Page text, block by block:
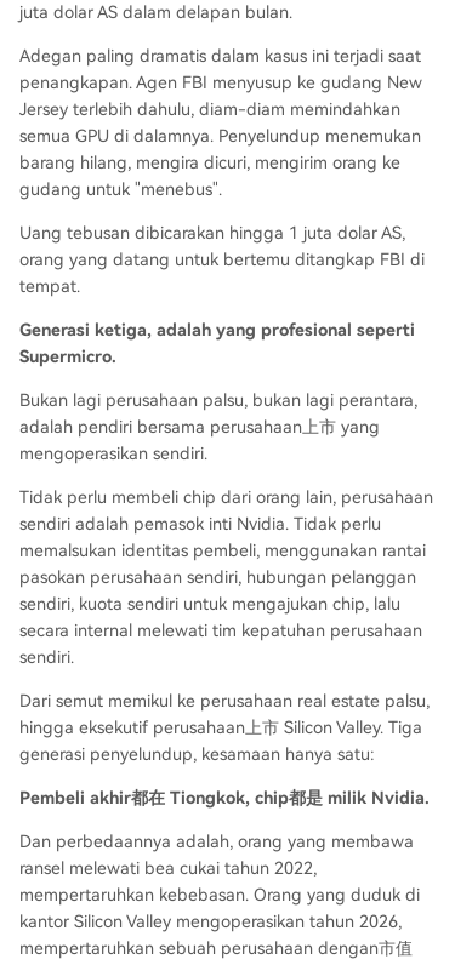
juta dolar AS dalam delapan bulan.
Adegan paling dramatis dalam kasus ini terjadi saat
penangkapan. Agen FBI menyusup ke gudang New
Jersey terlebih dahulu, diam-diam memindahkan
semua GPU di dalamnya. Penyelundup menemukan
barang hilang, mengira dicuri, mengirim orang ke
gudang untuk "menebus".
Uang tebusan dibicarakan hingga 1 juta dolar AS,
orang yang datang untuk bertemu ditangkap FBI di
tempat.
Generasi ketiga, adalah yang profesional seperti
Supermicro.
Bukan lagi perusahaan palsu, bukan lagi perantara,
adalah pendiri bersama perusahaan上市 yang
mengoperasikan sendiri.
Tidak perlu membeli chip dari orang lain, perusahaan
sendiri adalah pemasok inti Nvidia. Tidak perlu
memalsukan identitas pembeli, menggunakan rantai
pasokan perusahaan sendiri, hubungan pelanggan
sendiri, kuota sendiri untuk mengajukan chip, lalu
secara internal melewati tim kepatuhan perusahaan
sendiri.
Dari semut memikul ke perusahaan real estate palsu,
hingga eksekutif perusahaan上市 Silicon Valley. Tiga
generasi penyelundup, kesamaan hanya satu:
Pembeli akhir都在 Tiongkok, chip都是 milik Nvidia.
Dan perbedaannya adalah, orang yang membawa
ransel melewati bea cukai tahun 2022,
mempertaruhkan kebebasan. Orang yang duduk di
kantor Silicon Valley mengoperasikan tahun 2026,
mempertaruhkan sebuah perusahaan dengan市值